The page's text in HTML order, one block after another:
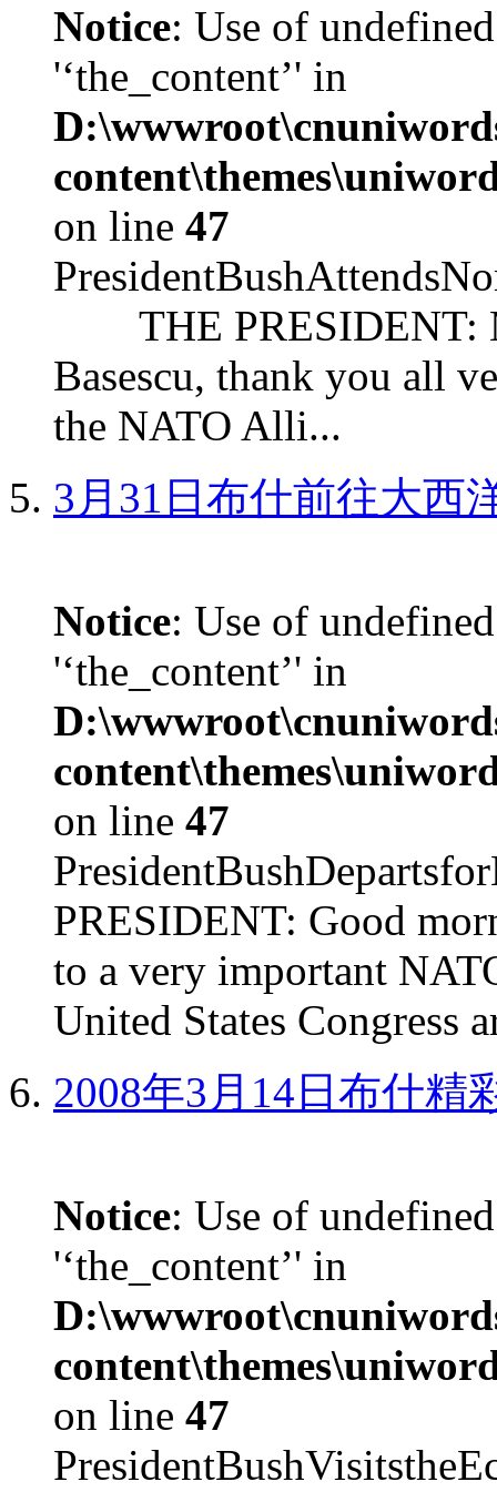
Notice: Use of
'‘the_content’' in
on line 47
THE PRESIDENT:
Basescu, thank you all
the NATO Alli...
3月31日布什前往大西
Notice: Use of
'‘the_content’' in
on line 47
PRESIDENT: Good
to a very important
United States Congress
2008年3月14日布什精
Notice: Use of
'‘the_content’' in
on line 47